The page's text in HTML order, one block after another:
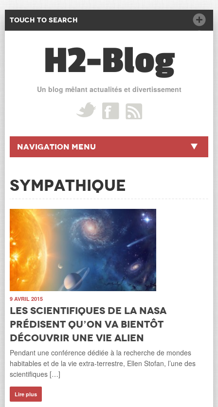
Touch to Search
H2-Blog
Un blog mêlant actualités et divertissement
Navigation Menu
SYMPATHIQUE
9 AVRIL 2015
Les scientifiques de la NASA
prédisent qu’on va bientôt
découvrir une vie alien
Pendant une conférence dédiée à la recherche de mondes
habitables et de la vie extra-terrestre, Ellen Stofan, l’une des
scientifiques […]
Lire plus